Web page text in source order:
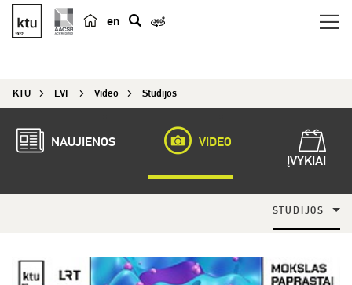
en
KTU EVF Video Studijos
NAUJIENOS
VIDEO
ĮVYKIAI
STUDIJOS